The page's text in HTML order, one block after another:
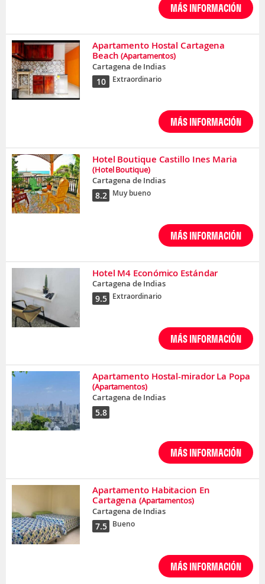
MÁS INFORMACIÓN
Apartamento Hostal Cartagena
Beach (Apartamentos)
Cartagena de Indias
10 Extraordinario
MÁS INFORMACIÓN
Hotel Boutique Castillo Ines Maria
(Hotel Boutique)
Cartagena de Indias
8.2 Muy bueno
MÁS INFORMACIÓN
Hotel M4 Económico Estándar
Cartagena de Indias
9.5 Extraordinario
MÁS INFORMACIÓN
Apartamento Hostal-mirador La Popa
(Apartamentos)
Cartagena de Indias
5.8
MÁS INFORMACIÓN
Apartamento Habitacion En
Cartagena (Apartamentos)
Cartagena de Indias
7.5 Bueno
MÁS INFORMACIÓN